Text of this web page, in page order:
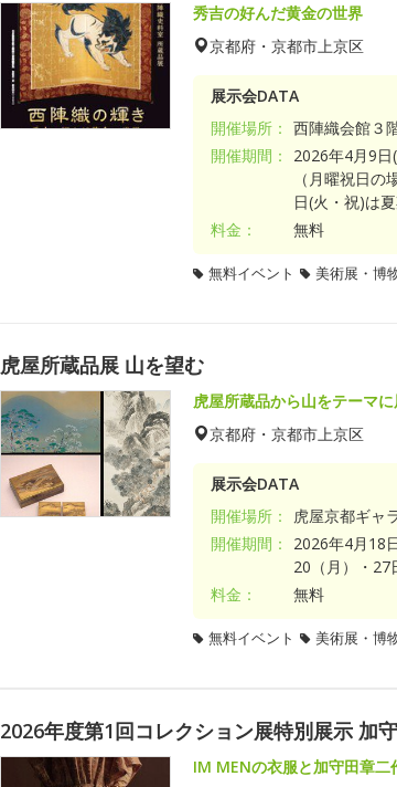
秀吉の好んだ黄金の世界
京都府・京都市上京区
展示会DATA
開催場所： 西陣織会館３
開催期間：
2026年4月9
（月曜祝日の
日(火・祝)は
料金：
無料
無料イベント 美術展・博
虎屋所蔵品展 山を望む
虎屋所蔵品から山をテーマ
京都府・京都市上京区
展示会DATA
開催場所：
虎屋京都ギャ
開催期間：
2026年4月18
20（月）・27
料金：
無料
無料イベント 美術展・博
2026年度第1回コレクション展特別展示 加
IM MENの衣服と加守田章二